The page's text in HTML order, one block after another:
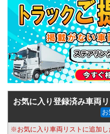
お気に入り登録済み車両リ
※お気に入り車両リストに追加